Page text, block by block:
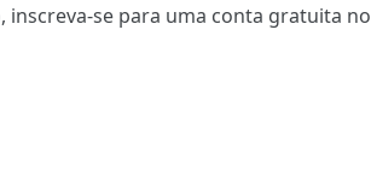
inscreva-se para uma conta gratuita no